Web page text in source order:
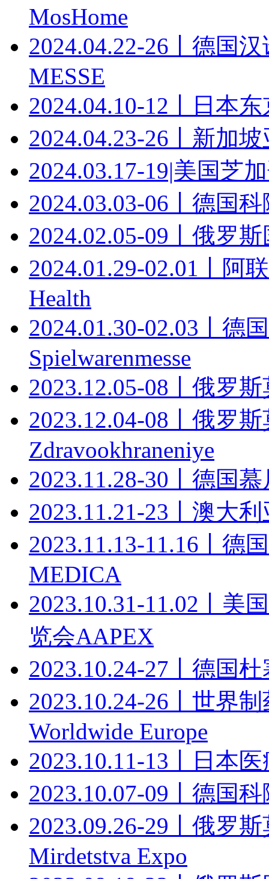
MosHome
2024.04.22-26丨德国
MESSE
2024.04.10-12丨日本
2024.04.23-26丨新加
2024.03.17-19|美国芝
2024.03.03-06丨德国
2024.02.05-09丨俄罗
2024.01.29-02.01丨阿
Health
2024.01.30-02.03丨德
Spielwarenmesse
2023.12.05-08丨俄罗
2023.12.04-08丨俄罗
Zdravookhraneniye
2023.11.28-30丨德国
2023.11.21-23丨澳大
2023.11.13-11.16丨德
MEDICA
2023.10.31-11.02丨美
览会AAPEX
2023.10.24-27丨德国
2023.10.24-26丨世界
Worldwide Europe
2023.10.11-13丨日本医
2023.10.07-09丨德国
2023.09.26-29丨俄罗
Mirdetstva Expo